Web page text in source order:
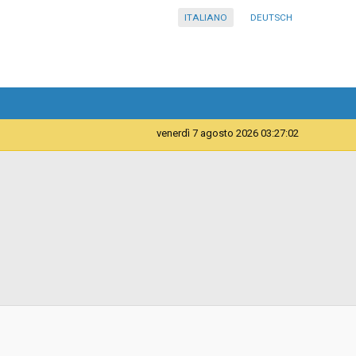
ITALIANO DEUTSCH
venerdì 7 agosto 2026 03:27:02